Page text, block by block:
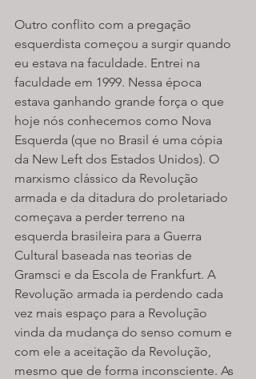
Outro conflito com a pregação
esquerdista começou a surgir quando
eu estava na faculdade. Entrei na
faculdade em 1999. Nessa época
estava ganhando grande força o que
hoje nós conhecemos como Nova
Esquerda (que no Brasil é uma cópia
da New Left dos Estados Unidos). O
marxismo clássico da Revolução
armada e da ditadura do proletariado
começava a perder terreno na
esquerda brasileira para a Guerra
Cultural baseada nas teorias de
Gramsci e da Escola de Frankfurt. A
Revolução armada ia perdendo cada
vez mais espaço para a Revolução
vinda da mudança do senso comum e
com ele a aceitação da Revolução,
mesmo que de forma inconsciente. As